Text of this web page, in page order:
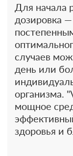
Для начала
дозировка
случаев
день или
организма.
мощное
здоровья и